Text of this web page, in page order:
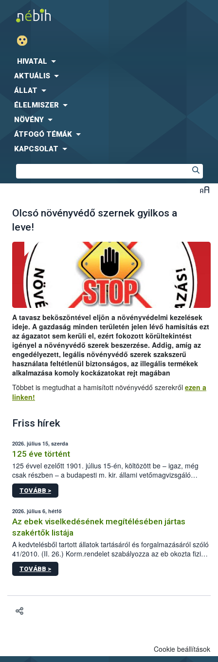
HIVATAL
AKTUÁLIS
ÁLLAT
ÉLELMISZER
NÖVÉNY
ÁTFOGÓ TÉMÁK
KAPCSOLAT
Olcsó növényvédő szernek gyilkos a
leve!
A tavasz beköszöntével eljön a növényvédelmi kezelések
ideje. A gazdaság minden területén jelen lévő hamisítás ezt
az ágazatot sem kerüli el, ezért fokozott körültekintést
igényel a növényvédő szerek beszerzése. Addig, amíg az
engedélyezett, legális növényvédő szerek szakszerű
használata feltétlenül biztonságos, az illegális termékek
alkalmazása komoly kockázatokat rejt magában
Többet is megtudhat a hamisított növényvédő szerekről ezen a
linken!
Friss hírek
2026. július 15, szerda
125 éve történt
125 évvel ezelőtt 1901. július 15-én, költözött be – igaz, még
csak részben – a budapesti m. kir. állami vetőmagvizsgáló
állomás a Kis Rókus utca 15. szám alatti, Czigler Győző által
tervezett új épületébe.
TOVÁBB >
2026. július 6, hétfő
Az ebek viselkedésének megítélésében jártas
szakértők listája
A kedvtelésből tartott állatok tartásáról és forgalmazásáról szóló
41/2010. (II. 26.) Korm.rendelet szabályozza az eb okozta fizikai
sérülés, illetve ennek veszélye keletkezésekor felmerülő
hatósági feladatokat, valamint a veszélyes eb tartását és annak
TOVÁBB >
Cookie beállítások